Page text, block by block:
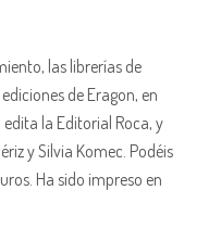
las librerías de
de Eragon, en
la Editorial Roca, y
y Silvia Komec. Podéis
Ha sido impreso en